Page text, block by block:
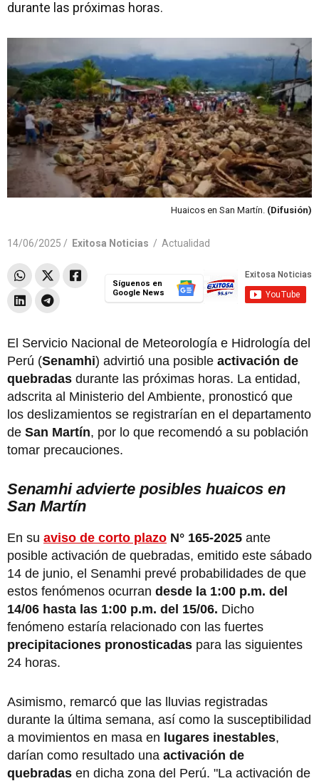
durante las próximas horas.
Huaicos en San Martín. (Difusión)
14/06/2025 / Exitosa Noticias / Actualidad
Síguenos en
Google News
El Servicio Nacional de Meteorología e Hidrología del
Perú (Senamhi) advirtió una posible activación de
quebradas durante las próximas horas. La entidad,
adscrita al Ministerio del Ambiente, pronosticó que
los deslizamientos se registrarían en el departamento
de San Martín, por lo que recomendó a su población
tomar precauciones.
Senamhi advierte posibles huaicos en
San Martín
En su aviso de corto plazo N° 165-2025 ante
posible activación de quebradas, emitido este sábado
14 de junio, el Senamhi prevé probabilidades de que
estos fenómenos ocurran desde la 1:00 p.m. del
14/06 hasta las 1:00 p.m. del 15/06. Dicho
fenómeno estaría relacionado con las fuertes
precipitaciones pronosticadas para las siguientes
24 horas.
Asimismo, remarcó que las lluvias registradas
durante la última semana, así como la susceptibilidad
a movimientos en masa en lugares inestables,
darían como resultado una activación de
quebradas en dicha zona del Perú. "La activación de